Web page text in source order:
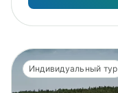
Индивидуальный тур